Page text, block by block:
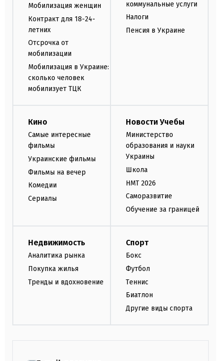
Мобилизация женщин
Контракт для 18-24-
летних
Отсрочка от
мобилизации
Мобилизация в Украине:
сколько человек
мобилизует ТЦК
коммунальные услуги
Налоги
Пенсия в Украине
Кино
Самые интересные
фильмы
Украинские фильмы
Фильмы на вечер
Комедии
Сериалы
Новости Учебы
Министерство
образования и науки
Украины
Школа
НМТ 2026
Саморазвитие
Обучение за границей
Недвижимость
Аналитика рынка
Покупка жилья
Тренды и вдохновение
Спорт
Бокс
Футбол
Теннис
Биатлон
Другие виды спорта